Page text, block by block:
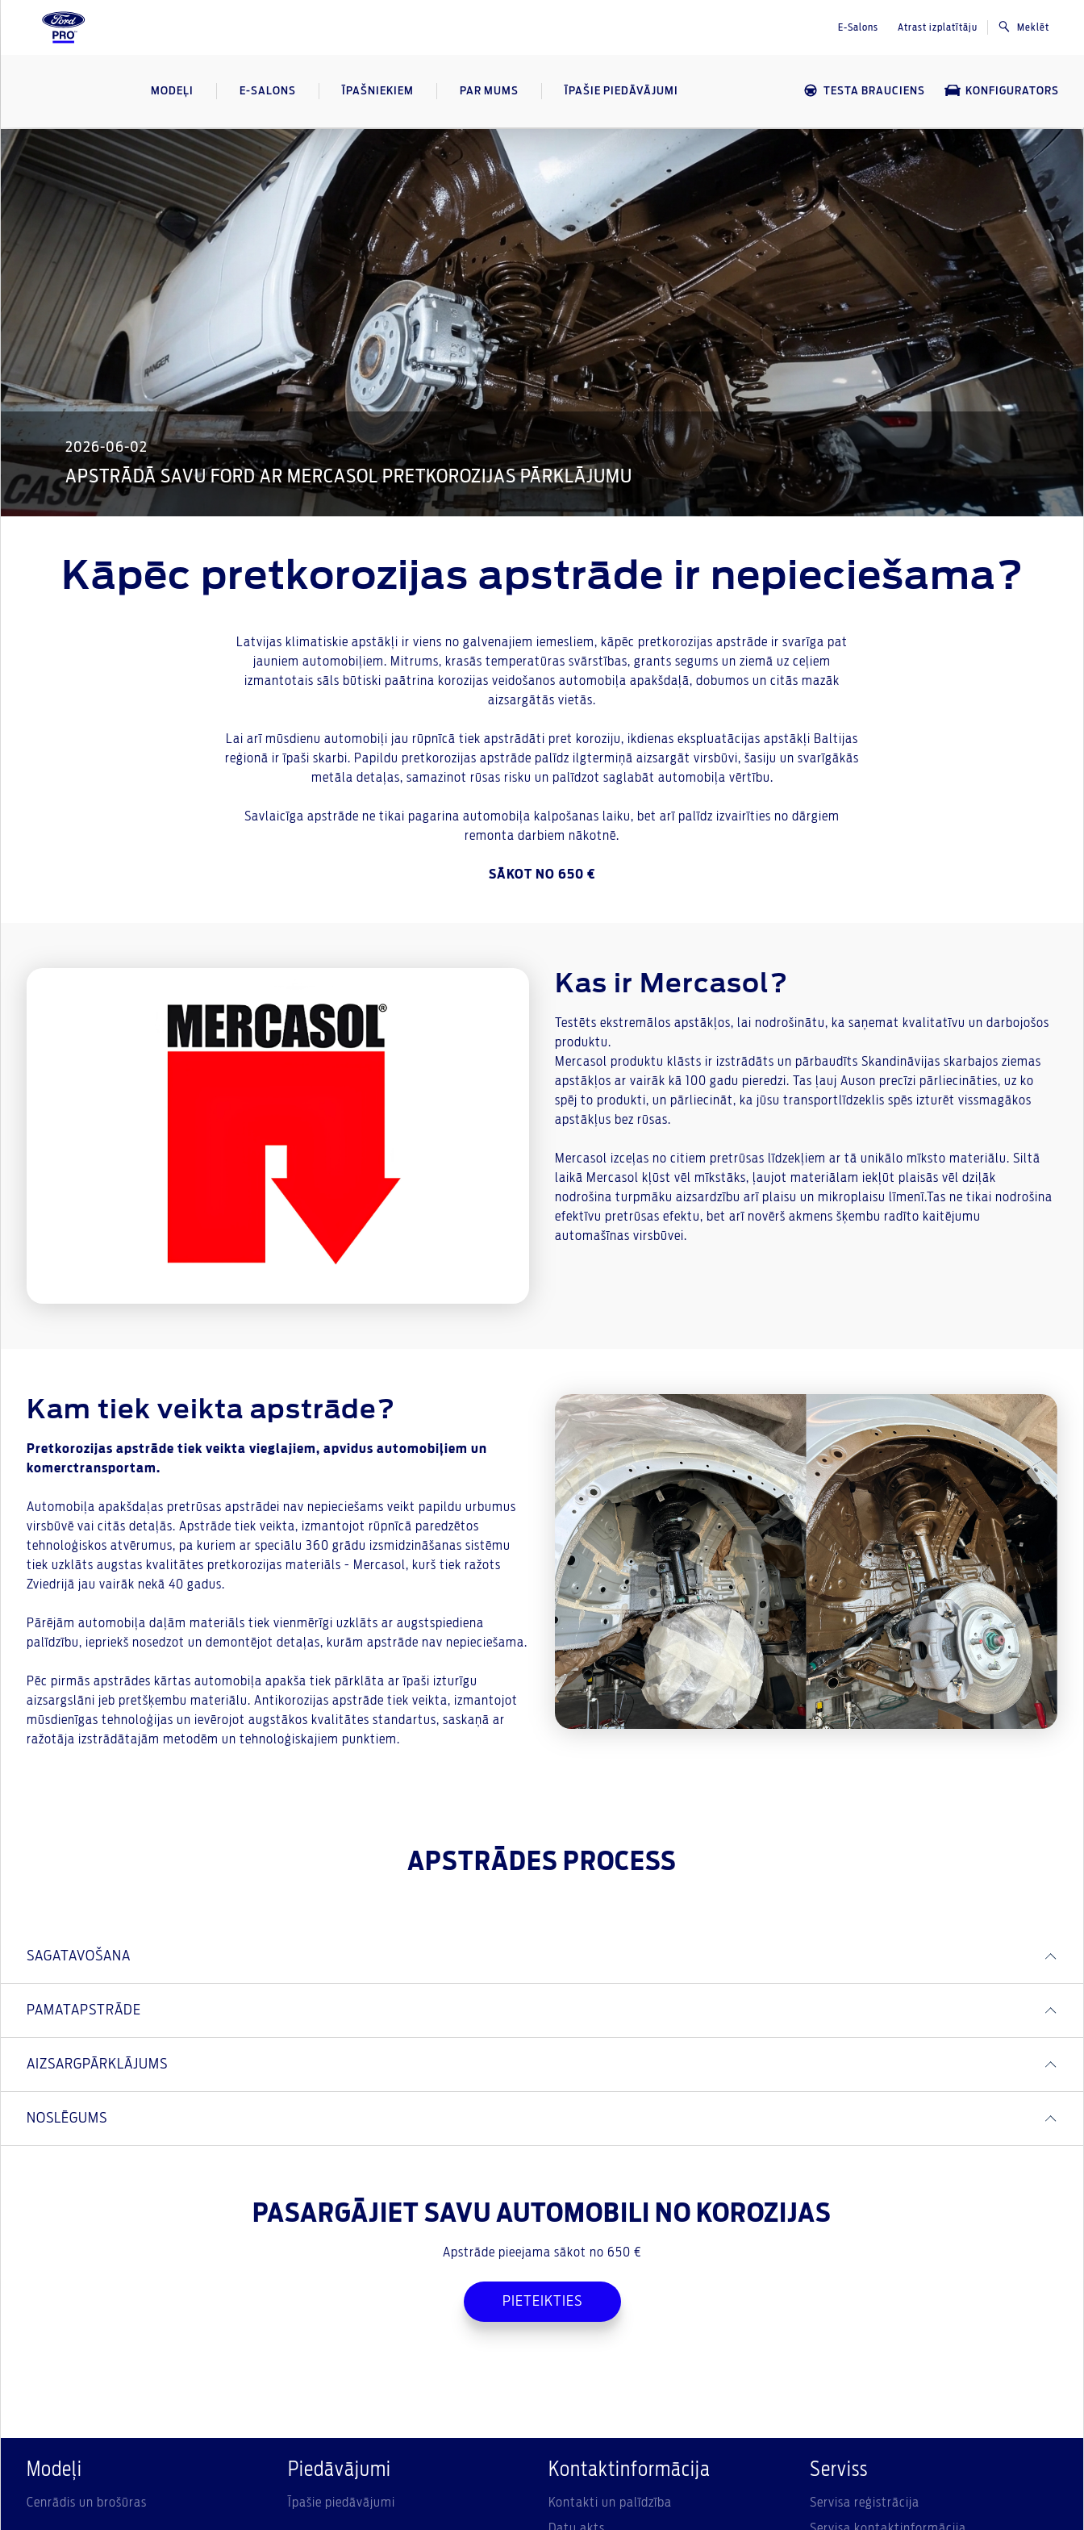
E-Salons Atrast izplatītāju Meklēt
MODEĻI E-SALONS ĪPAŠNIEKIEM PAR MUMS ĪPAŠIE PIEDĀVĀJUMI TESTA BRAUCIENS KONFIGURATORS
2026-06-02
APSTRĀDĀ SAVU FORD AR MERCASOL PRETKOROZIJAS PĀRKLĀJUMU
Kāpēc pretkorozijas apstrāde ir nepieciešama?
Latvijas klimatiskie apstākļi ir viens no galvenajiem iemesliem, kāpēc pretkorozijas apstrāde ir svarīga pat
jauniem automobiļiem. Mitrums, krasās temperatūras svārstības, grants segums un ziemā uz ceļiem
izmantotais sāls būtiski paātrina korozijas veidošanos automobiļa apakšdaļā, dobumos un citās mazāk
aizsargātās vietās.
Lai arī mūsdienu automobiļi jau rūpnīcā tiek apstrādāti pret koroziju, ikdienas ekspluatācijas apstākļi Baltijas
reģionā ir īpaši skarbi. Papildu pretkorozijas apstrāde palīdz ilgtermiņā aizsargāt virsbūvi, šasiju un svarīgākās
metāla detaļas, samazinot rūsas risku un palīdzot saglabāt automobiļa vērtību.
Savlaicīga apstrāde ne tikai pagarina automobiļa kalpošanas laiku, bet arī palīdz izvairīties no dārgiem
remonta darbiem nākotnē.
SĀKOT NO 650 €
Kas ir Mercasol?
Testēts ekstremālos apstākļos, lai nodrošinātu, ka saņemat kvalitatīvu un darbojošos
produktu.
Mercasol produktu klāsts ir izstrādāts un pārbaudīts Skandināvijas skarbajos ziemas
apstākļos ar vairāk kā 100 gadu pieredzi. Tas ļauj Auson precīzi pārliecināties, uz ko
spēj to produkti, un pārliecināt, ka jūsu transportlīdzeklis spēs izturēt vissmagākos
apstākļus bez rūsas.
Mercasol izceļas no citiem pretrūsas līdzekļiem ar tā unikālo mīksto materiālu. Siltā
laikā Mercasol kļūst vēl mīkstāks, ļaujot materiālam iekļūt plaisās vēl dziļāk
nodrošina turpmāku aizsardzību arī plaisu un mikroplaisu līmenī.Tas ne tikai nodrošina
efektīvu pretrūsas efektu, bet arī novērš akmens šķembu radīto kaitējumu
automašīnas virsbūvei.
Kam tiek veikta apstrāde?
Pretkorozijas apstrāde tiek veikta vieglajiem, apvidus automobiļiem un
komerctransportam.
Automobiļa apakšdaļas pretrūsas apstrādei nav nepieciešams veikt papildu urbumus
virsbūvē vai citās detaļās. Apstrāde tiek veikta, izmantojot rūpnīcā paredzētos
tehnoloģiskos atvērumus, pa kuriem ar speciālu 360 grādu izsmidzināšanas sistēmu
tiek uzklāts augstas kvalitātes pretkorozijas materiāls - Mercasol, kurš tiek ražots
Zviedrijā jau vairāk nekā 40 gadus.
Pārējām automobiļa daļām materiāls tiek vienmērīgi uzklāts ar augstspiediena
palīdzību, iepriekš nosedzot un demontējot detaļas, kurām apstrāde nav nepieciešama.
Pēc pirmās apstrādes kārtas automobiļa apakša tiek pārklāta ar īpaši izturīgu
aizsargslāni jeb pretšķembu materiālu. Antikorozijas apstrāde tiek veikta, izmantojot
mūsdienīgas tehnoloģijas un ievērojot augstākos kvalitātes standartus, saskaņā ar
ražotāja izstrādātajām metodēm un tehnoloģiskajiem punktiem.
APSTRĀDES PROCESS
SAGATAVOŠANA
PAMATAPSTRĀDE
AIZSARGPĀRKLĀJUMS
NOSLĒGUMS
PASARGĀJIET SAVU AUTOMOBILI NO KOROZIJAS
Apstrāde pieejama sākot no 650 €
PIETEIKTIES
Modeļi
Cenrādis un brošūras
Piedāvājumi
Īpašie piedāvājumi
Kontaktinformācija
Kontakti un palīdzība
Serviss
Servisa reģistrācija